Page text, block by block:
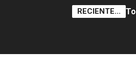
RECIENTE...